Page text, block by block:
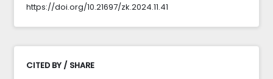
https://doi.org/10.21697/zk.2024.11.41
CITED BY / SHARE